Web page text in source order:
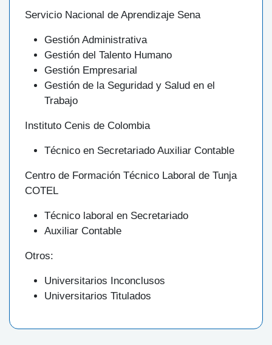
Servicio Nacional de Aprendizaje Sena
Gestión Administrativa
Gestión del Talento Humano
Gestión Empresarial
Gestión de la Seguridad y Salud en el
Trabajo
Instituto Cenis de Colombia
Técnico en Secretariado Auxiliar Contable
Centro de Formación Técnico Laboral de Tunja
COTEL
Técnico laboral en Secretariado
Auxiliar Contable
Otros:
Universitarios Inconclusos
Universitarios Titulados